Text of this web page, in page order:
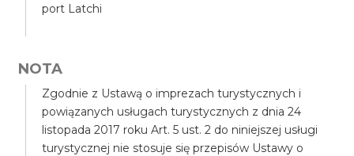
port Latchi
NOTA
Zgodnie z Ustawą o imprezach turystycznych i
powiązanych usługach turystycznych z dnia 24
listopada 2017 roku Art. 5 ust. 2 do niniejszej usługi
turystycznej nie stosuje się przepisów Ustawy o